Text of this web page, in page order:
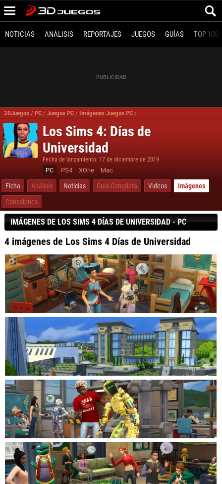
NOTICIAS ANÁLISIS REPORTAJES JUEGOS GUÍAS TOP 100
3DJuegos / PC / Juegos PC / Imágenes Juegos PC /
Los Sims 4: Días de
Universidad
Fecha de lanzamiento: 17 de diciembre de 2019
PC PS4 XOne Mac
Ficha Análisis Noticias Guía Completa Videos
Imágenes
Conexiones
IMÁGENES DE LOS SIMS 4 DÍAS DE UNIVERSIDAD - PC
4 imágenes de Los Sims 4 Días de Universidad